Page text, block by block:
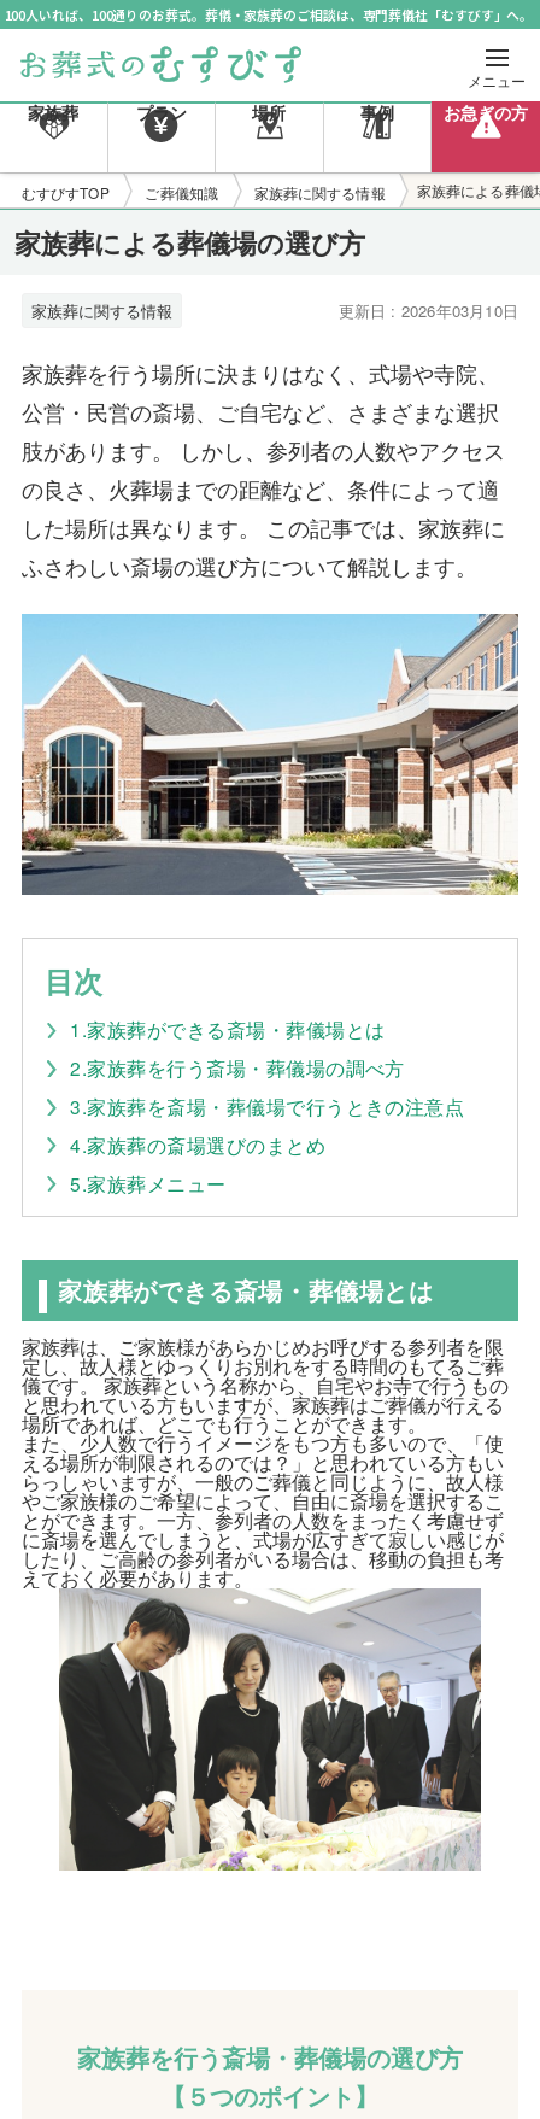
100人いれば、100通りのお葬式。葬儀・家族葬のご相談は、専門葬儀社「むすびす」へ。
メニュー
家族葬 プラン 場所 事例 お急ぎの方
むすびすTOP ご葬儀知識 家族葬に関する情報 家族葬による葬儀
家族葬による葬儀場の選び方
家族葬に関する情報 更新日 : 2026年03月10日
家族葬を行う場所に決まりはなく、式場や寺院、
公営・民営の斎場、ご自宅など、さまざまな選択
肢があります。 しかし、参列者の人数やアクセス
の良さ、火葬場までの距離など、条件によって適
した場所は異なります。 この記事では、家族葬に
ふさわしい斎場の選び方について解説します。
目次
1.家族葬ができる斎場・葬儀場とは
2.家族葬を行う斎場・葬儀場の調べ方
3.家族葬を斎場・葬儀場で行うときの注意点
4.家族葬の斎場選びのまとめ
5.家族葬メニュー
家族葬ができる斎場・葬儀場とは
家族葬は、ご家族様があらかじめお呼びする参列者を限
定し、故人様とゆっくりお別れをする時間のもてるご葬
儀です。 家族葬という名称から、自宅やお寺で行うもの
と思われている方もいますが、家族葬はご葬儀が行える
場所であれば、どこでも行うことができます。
また、少人数で行うイメージをもつ方も多いので、「使
える場所が制限されるのでは？」と思われている方もい
らっしゃいますが、一般のご葬儀と同じように、故人様
やご家族様のご希望によって、自由に斎場を選択するこ
とができます。一方、参列者の人数をまったく考慮せず
に斎場を選んでしまうと、式場が広すぎて寂しい感じが
したり、ご高齢の参列者がいる場合は、移動の負担も考
えておく必要があります。
家族葬を行う斎場・葬儀場の選び方
【５つのポイント】